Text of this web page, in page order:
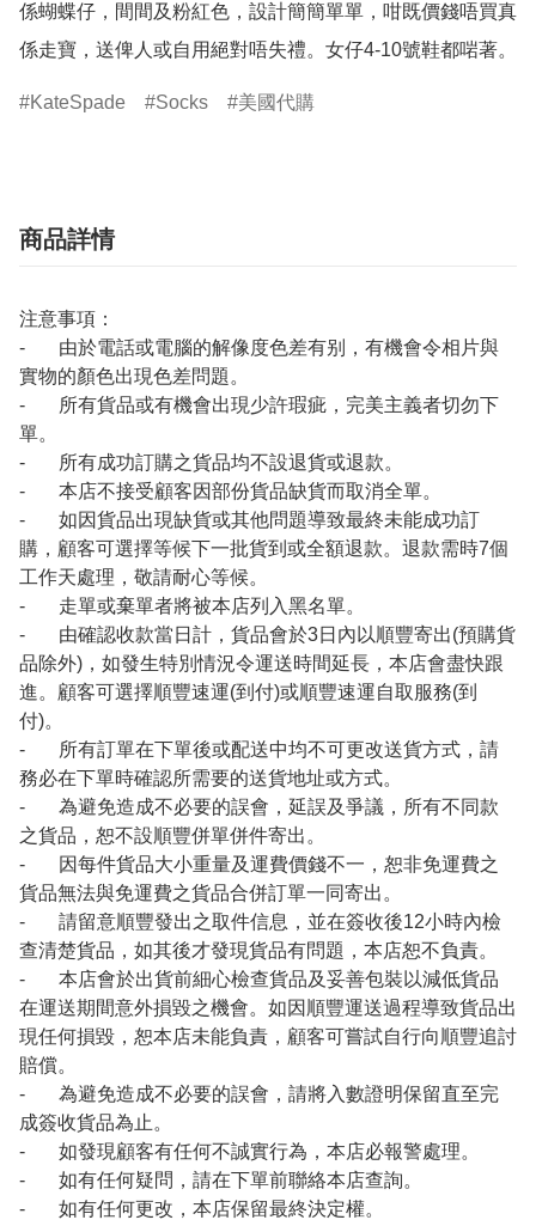
係蝴蝶仔，間間及粉紅色，設計簡簡單單，咁既價錢唔買真
係走寶，送俾人或自用絕對唔失禮。女仔4-10號鞋都啱著。
KateSpade Socks 美國代購
商品詳情
注意事項：
- 由於電話或電腦的解像度色差有别，有機會令相片與
實物的顏色出現色差問題。
- 所有貨品或有機會出現少許瑕疵，完美主義者切勿下
單。
- 所有成功訂購之貨品均不設退貨或退款。
- 本店不接受顧客因部份貨品缺貨而取消全單。
- 如因貨品出現缺貨或其他問題導致最終未能成功訂
購，顧客可選擇等候下一批貨到或全額退款。退款需時7個
工作天處理，敬請耐心等候。
- 走單或棄單者將被本店列入黑名單。
- 由確認收款當日計，貨品會於3日內以順豐寄出(預購貨
品除外)，如發生特別情況令運送時間延長，本店會盡快跟
進。顧客可選擇順豐速運(到付)或順豐速運自取服務(到
付)。
- 所有訂單在下單後或配送中均不可更改送貨方式，請
務必在下單時確認所需要的送貨地址或方式。
- 為避免造成不必要的誤會，延誤及爭議，所有不同款
之貨品，恕不設順豐併單併件寄出。
- 因每件貨品大小重量及運費價錢不一，恕非免運費之
貨品無法與免運費之貨品合併訂單一同寄出。
- 請留意順豐發出之取件信息，並在簽收後12小時內檢
查清楚貨品，如其後才發現貨品有問題，本店恕不負責。
- 本店會於出貨前細心檢查貨品及妥善包裝以減低貨品
在運送期間意外損毀之機會。如因順豐運送過程導致貨品出
現任何損毀，恕本店未能負責，顧客可嘗試自行向順豐追討
賠償。
- 為避免造成不必要的誤會，請將入數證明保留直至完
成簽收貨品為止。
- 如發現顧客有任何不誠實行為，本店必報警處理。
- 如有任何疑問，請在下單前聯絡本店查詢。
- 如有任何更改，本店保留最終決定權。